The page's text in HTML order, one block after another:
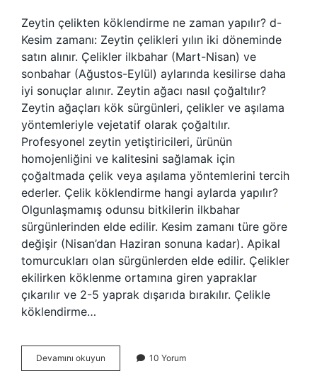
Zeytin çelikten köklendirme ne zaman yapılır? d-
Kesim zamanı: Zeytin çelikleri yılın iki döneminde
satın alınır. Çelikler ilkbahar (Mart-Nisan) ve
sonbahar (Ağustos-Eylül) aylarında kesilirse daha
iyi sonuçlar alınır. Zeytin ağacı nasıl çoğaltılır?
Zeytin ağaçları kök sürgünleri, çelikler ve aşılama
yöntemleriyle vejetatif olarak çoğaltılır.
Profesyonel zeytin yetiştiricileri, ürünün
homojenliğini ve kalitesini sağlamak için
çoğaltmada çelik veya aşılama yöntemlerini tercih
ederler. Çelik köklendirme hangi aylarda yapılır?
Olgunlaşmamış odunsu bitkilerin ilkbahar
sürgünlerinden elde edilir. Kesim zamanı türe göre
değişir (Nisan’dan Haziran sonuna kadar). Apikal
tomurcukları olan sürgünlerden elde edilir. Çelikler
ekilirken köklenme ortamına giren yapraklar
çıkarılır ve 2-5 yaprak dışarıda bırakılır. Çelikle
köklendirme…
Devamını okuyun
Ağacı
10 Yorum